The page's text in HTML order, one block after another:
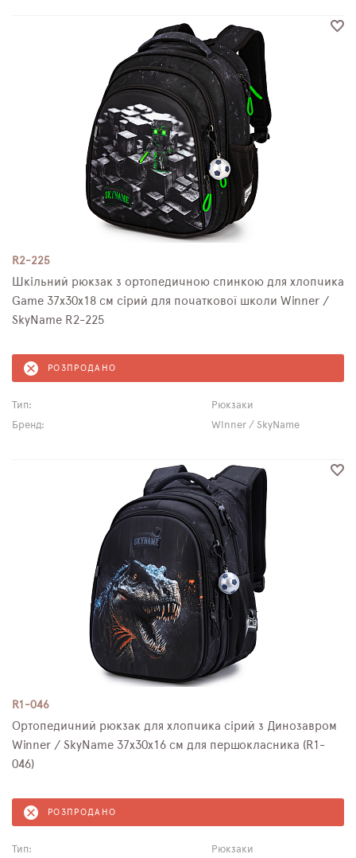
R2-225
Шкільний рюкзак з ортопедичною спинкою для хлопчика
Game 37х30х18 см сірий для початкової школи Winner /
SkyName R2-225
РОЗПРОДАНО
Тип:
Рюкзаки
Бренд:
Winner / SkyName
R1-046
Ортопедичний рюкзак для хлопчика сірий з Динозавром
Winner / SkyName 37х30х16 см для першокласника (R1-
046)
РОЗПРОДАНО
Тип:
Рюкзаки